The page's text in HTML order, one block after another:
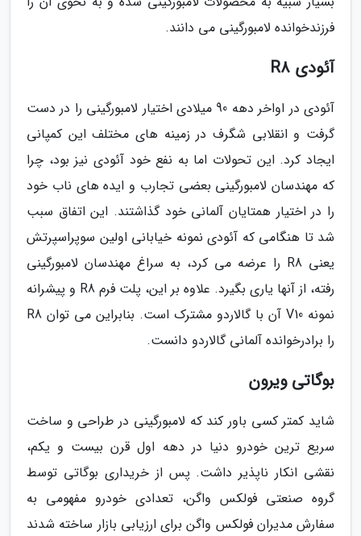
فرزندخوانده لامبورگینی می دانند.
آئودی R8
آئودی در اواخر دهه 90 میلادی اختیار لامبورگینی را در دست
گرفت و انقلابی شگرف در زمینه های مختلف این کمپانی
ایجاد کرد. این تحولات اما به نفع خود آئودی نیز بود، چرا
که مهندسان لامبورگینی بعضی تجارب و ایده های ناب خود
را در اختیار همتایان آلمانی خود گذاشتند. این اتفاق سبب
شد تا هنگامی که آئودی نمونه خیابانی اولین سوپراسپرتش
یعنی R8 را عرضه می کرد، به سراغ مهندسان لامبورگینی
رفته، از آنها یاری بگیرد. علاوه بر این، پلت فرم R8 و پیشرانه
نمونه V10 آن با گالاردو مشترک است. بنابراین می توان R8
را برادرخوانده آلمانی گالاردو دانست.
بوگاتی ویرون
شاید کمتر کسی باور کند که لامبورگینی در طراحی و ساخت
سریع ترین خودرو دنیا در دهه اول قرن بیست و یکم،
نقشی انکار ناپذیر داشت. پس از خریداری بوگاتی توسط
گروه صنعتی فولکس واگن، تعدادی خودرو مفهومی به
سفارش مدیران فولکس واگن برای ارزیابی بازار ساخته شدند